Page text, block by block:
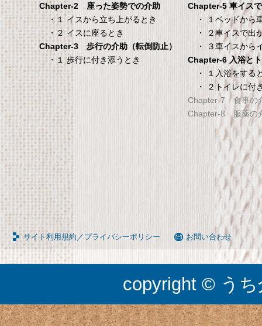
タンスのゲン 介護用ベ
ッドテーブル キャスタ
ー付き 伸縮式 高さ調節
可能 Licht リヒト
65090050BR
タンスのゲン 介護用ベッドテー
ブル キャスター付き 伸縮式 高さ
調節可能 Licht リヒト
65090050BR
TANITA 【乗った人
タリと当てる「乗
機能」搭載】 体組
ホワイト BC-754-
TANITA 【乗った人をピタ
てる「乗るピタ機能」搭
組成計 ホワイト BC-754-
Chapter-2 座った姿勢での介助
・１ イスから立ち上がるとき
・２ イスに座るとき
Chapter-3 歩行の介助（転倒防止）
・１ 歩行に付き添うとき
Chapter-5 車イス
・ １ベッドから
・ ２車イスで出
・ ３車イスから
Chapter-6 入浴と
・ １入浴をする
・ ２トイレに付
Chapter-7 食事の
Chapter-8 服薬の
サイト利用規約／プライバシーポリシー お問い合わせ
copyright © う